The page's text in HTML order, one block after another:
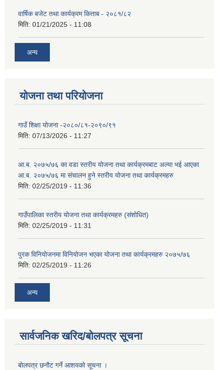
वार्षिक बजेट तथा कार्यक्रम किताब - २०८१/८२
मिति: 01/21/2025 - 11:08
अन्य
योजना तथा परियोजना
गाउँ शिक्षा योजना -२०८०/८१-२०९०/९१
मिति: 07/13/2026 - 11:27
आ.ब. २०७५/७६ का वडा स्तरीय योजना तथा कार्यक्रमबाट अल्या भई आएका
आ.ब. २०७५/७६ मा स‌ंचालन हुने स्तरीय योजना तथा कार्यक्रमहरु
मिति: 02/25/2019 - 11:36
गाउँपालिका स्तरीय योजना तथा कार्यक्रमहरु (स‌ंशोधित)
मिति: 02/25/2019 - 11:31
पुरक विनियोजनमा विनियोजन भएका योजना तथा कार्यक्रमहरु २०७५/७६
मिति: 02/25/2019 - 11:26
अन्य
सार्वजनिक खरिद/बोलपत्र सूचना
बोलपत्र छनौट गर्ने आशयको सूचना ।